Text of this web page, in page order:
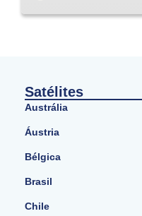
Satélites
Austrália
Áustria
Bélgica
Brasil
Chile